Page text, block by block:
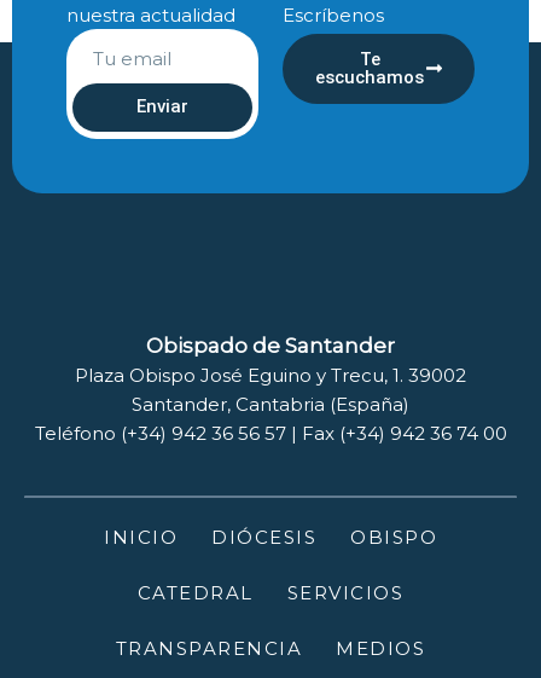
nuestra actualidad
Enviar
Escríbenos
Te
escuchamos
Obispado de Santander
Plaza Obispo José Eguino y Trecu, 1. 39002
Santander, Cantabria (España)
Teléfono (+34) 942 36 56 57 | Fax (+34) 942 36 74 00
INICIO DIÓCESIS OBISPO
CATEDRAL SERVICIOS
TRANSPARENCIA MEDIOS